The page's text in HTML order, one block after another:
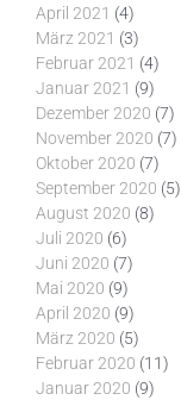
April 2021 (4)
März 2021 (3)
Februar 2021 (4)
Januar 2021 (9)
Dezember 2020 (7)
November 2020 (7)
Oktober 2020 (7)
September 2020 (5)
August 2020 (8)
Juli 2020 (6)
Juni 2020 (7)
Mai 2020 (9)
April 2020 (9)
März 2020 (5)
Februar 2020 (11)
Januar 2020 (9)